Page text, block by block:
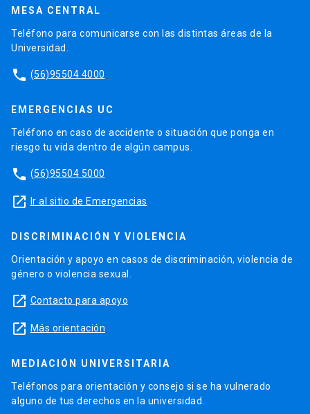
MESA CENTRAL
Teléfono para comunicarse con las distintas áreas de la
Universidad.
phone (56)95504 4000
EMERGENCIAS UC
Teléfono en caso de accidente o situación que ponga en
riesgo tu vida dentro de algún campus.
phone (56)95504 5000
launch Ir al sitio de Emergencias
DISCRIMINACIÓN Y VIOLENCIA
Orientación y apoyo en casos de discriminación, violencia de
género o violencia sexual.
launch Contacto para apoyo
launch Más orientación
MEDIACIÓN UNIVERSITARIA
Teléfonos para orientación y consejo si se ha vulnerado
alguno de tus derechos en la universidad.